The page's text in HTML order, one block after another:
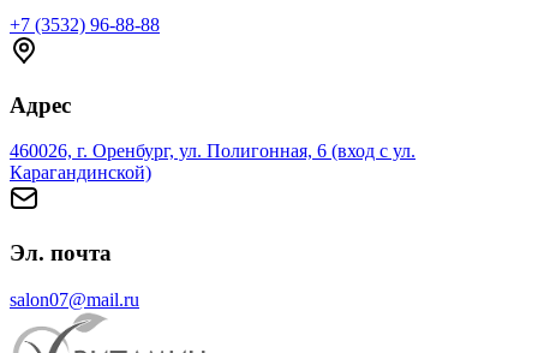
+7 (3532) 96-88-88
Адрес
460026, г. Оренбург, ул. Полигонная, 6 (вход с ул.
Карагандинской)
Эл. почта
salon07@mail.ru